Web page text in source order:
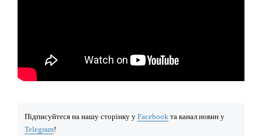
Підписуйтеся на нашу сторінку у Facebook та канал новин у
Telegram!